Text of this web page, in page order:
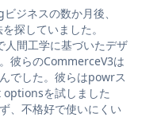
ジネスの数か月後、
探していました。
間工学に基づいたデザ
彼らのCommerceV3は
でした。彼らはpowrス
を試しました
、不格好で使いにくい